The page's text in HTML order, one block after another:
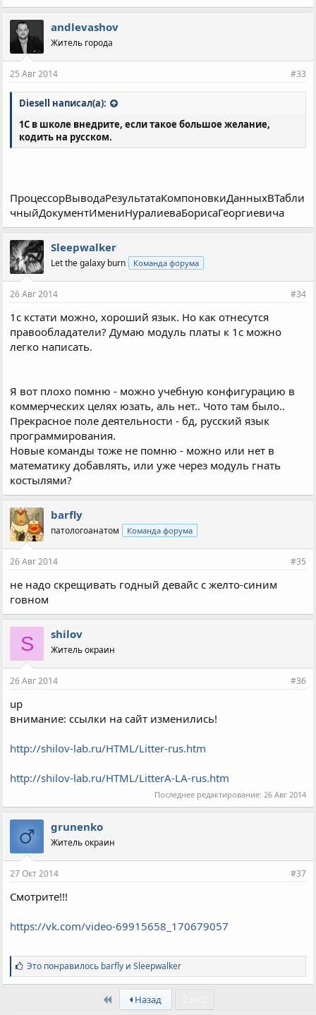
andlevashov
Житель города
25 Авг 2014 #33
Diesell написал(а):
1С в школе внедрите, если такое большое желание,
кодить на русском.
ПроцессорВыводаРезультатаКомпоновкиДанныхВТабли
чныйДокументИмениНуралиеваБорисаГеоргиевича
Sleepwalker
Let the galaxy burn Команда форума
26 Авг 2014 #34
1с кстати можно, хороший язык. Но как отнесутся
правообладатели? Думаю модуль платы к 1с можно
легко написать.
Я вот плохо помню - можно учебную конфигурацию в
коммерческих целях юзать, аль нет.. Чото там было..
Прекрасное поле деятельности - бд, русский язык
программирования.
Новые команды тоже не помню - можно или нет в
математику добавлять, или уже через модуль гнать
костылями?
barfly
патологоанатом Команда форума
26 Авг 2014 #35
не надо скрещивать годный девайс с желто-синим
говном
S shilov
Житель окраин
26 Авг 2014 #36
up
внимание: ссылки на сайт изменились!
http://shilov-lab.ru/HTML/Litter-rus.htm
http://shilov-lab.ru/HTML/LitterA-LA-rus.htm
Последнее редактирование: 26 Авг 2014
grunenko
Житель окраин
27 Окт 2014 #37
Смотрите!!!
https://vk.com/video-69915658_170679057
С
и
м
Это понравилось barfly иSleepwalker
First Назад